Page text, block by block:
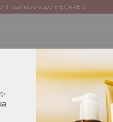
usando o cupom ECARE10
da Pele